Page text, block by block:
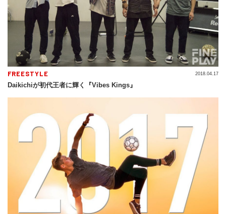
FREESTYLE
Daikichiが初代王者に輝く『Vibes Kings』
2018.04.17